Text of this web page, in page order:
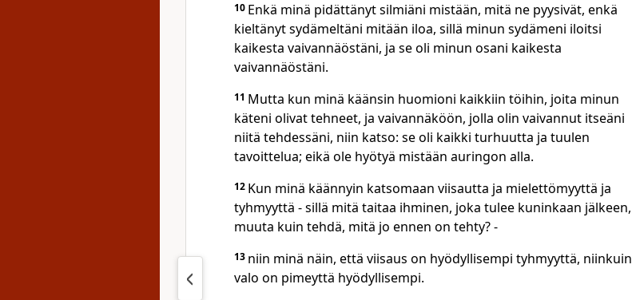
10 Enkä minä pidättänyt silmiäni mistään, mitä ne pyysivät, enkä
kieltänyt sydämeltäni mitään iloa, sillä minun sydämeni iloitsi
kaikesta vaivannäöstäni, ja se oli minun osani kaikesta
vaivannäöstäni.
11 Mutta kun minä käänsin huomioni kaikkiin töihin, joita minun
käteni olivat tehneet, ja vaivannäköön, jolla olin vaivannut itseäni
niitä tehdessäni, niin katso: se oli kaikki turhuutta ja tuulen
tavoittelua; eikä ole hyötyä mistään auringon alla.
12 Kun minä käännyin katsomaan viisautta ja mielettömyyttä ja
tyhmyyttä - sillä mitä taitaa ihminen, joka tulee kuninkaan jälkeen,
muuta kuin tehdä, mitä jo ennen on tehty? -
13 niin minä näin, että viisaus on hyödyllisempi tyhmyyttä, niinkuin
valo on pimeyttä hyödyllisempi.